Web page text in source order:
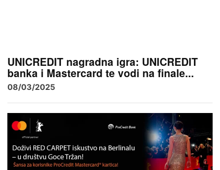
UNICREDIT nagradna igra: UNICREDIT
banka i Mastercard te vodi na finale...
08/03/2025